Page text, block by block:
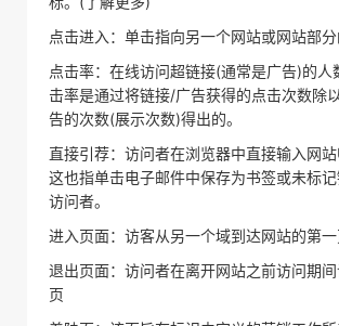
点击进入：单击指向另一个网站或网站部
点击率：在线访问超链接(通常是广告)的人
击率是通过将链接/广告获得的点击次数除
告的次数(展示次数)得出的。
直接引荐：访问者在浏览器中直接输入网站
这也指单击电子邮件中保存为书签或未标
访问者。
进入页面：访客从另一个域到达网站的第一
退出页面：访问者在离开网站之前访问期
页